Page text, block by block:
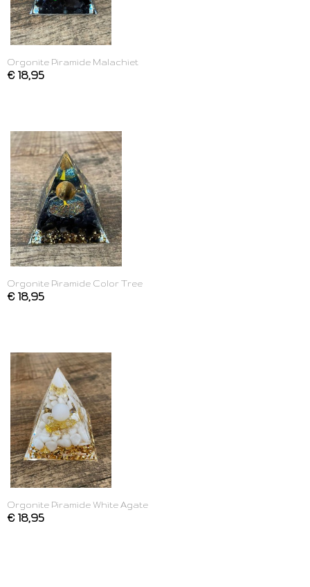
Orgonite Piramide Malachiet
€ 18,95
Orgonite Piramide Color Tree
€ 18,95
Orgonite Piramide White Agate
€ 18,95